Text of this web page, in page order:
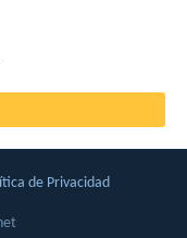
de Privacidad